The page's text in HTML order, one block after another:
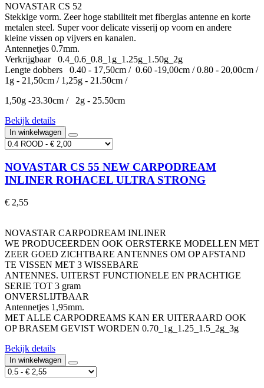
NOVASTAR CS 52
Stekkige vorm. Zeer hoge stabiliteit met fiberglas antenne en korte
metalen steel. Super voor delicate visserij op voorn en andere
kleine vissen op vijvers en kanalen.
Antennetjes 0.7mm.
Verkrijgbaar 0.4_0.6_0.8_1g_1.25g_1.50g_2g
Lengte dobbers 0.40 - 17,50cm / 0.60 -19,00cm / 0.80 - 20,00cm /
1g - 21,50cm / 1,25g - 21.50cm /
1,50g -23.30cm / 2g - 25.50cm
Bekijk details
In winkelwagen
NOVASTAR CS 55 NEW CARPODREAM
INLINER ROHACEL ULTRA STRONG
€ 2,55
NOVASTAR CARPODREAM INLINER
WE PRODUCEERDEN OOK OERSTERKE MODELLEN MET
ZEER GOED ZICHTBARE ANTENNES OM OP AFSTAND
TE VISSEN MET 3 WISSEBARE
ANTENNES. UITERST FUNCTIONELE EN PRACHTIGE
SERIE TOT 3 gram
ONVERSLIJTBAAR
Antennetjes 1,95mm.
MET ALLE CARPODREAMS KAN ER UITERAARD OOK
OP BRASEM GEVIST WORDEN 0.70_1g_1.25_1.5_2g_3g
Bekijk details
In winkelwagen